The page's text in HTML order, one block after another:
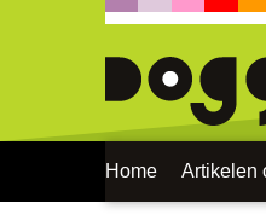
Home Artikelen